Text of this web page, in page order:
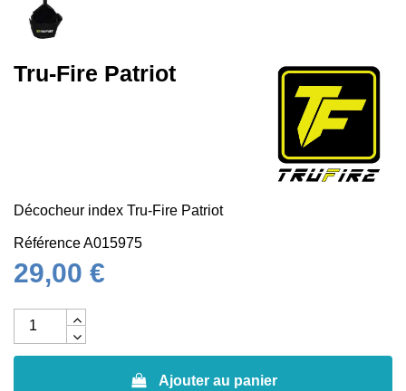
Tru-Fire Patriot
Décocheur index Tru-Fire Patriot
RéférenceA015975
29,00 €
Ajouter au panier